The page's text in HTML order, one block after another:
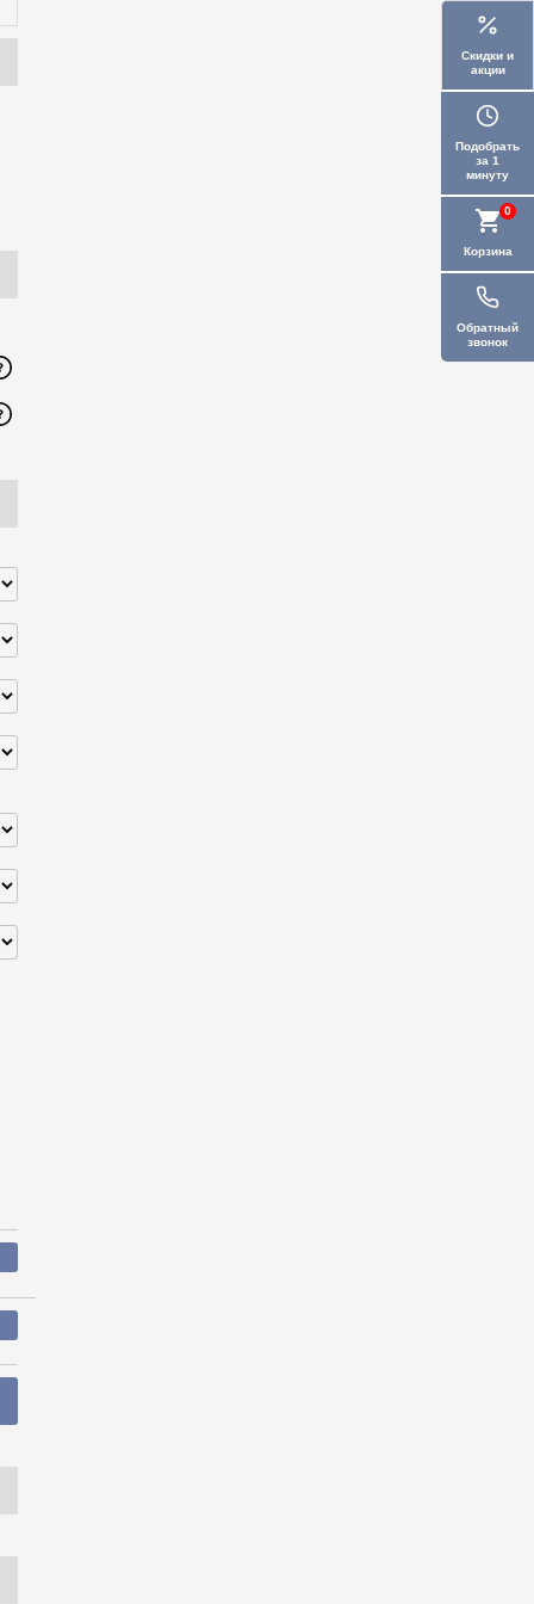
Скидки и
акции
Подобрать
за 1
минуту
Корзина
0
Обратный
звонок